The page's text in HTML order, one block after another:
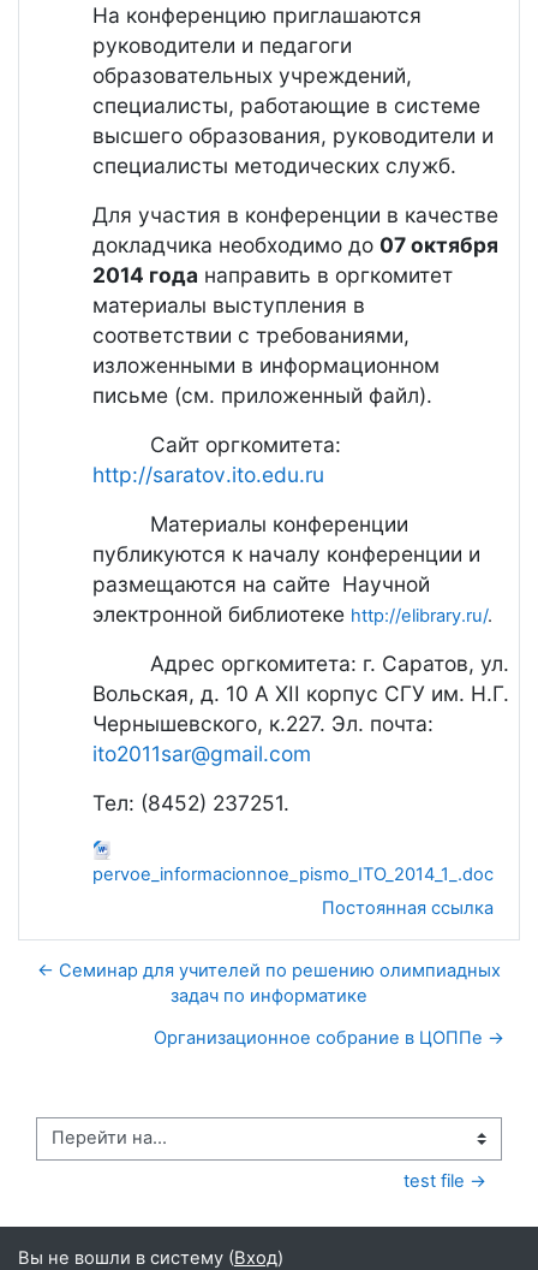
На конференцию приглашаются
руководители и педагоги
образовательных учреждений,
специалисты, работающие в системе
высшего образования, руководители и
специалисты методических служб.
Для участия в конференции в качестве
докладчика необходимо до 07 октября
2014 года направить в оргкомитет
материалы выступления в
соответствии с требованиями,
изложенными в информационном
письме (см. приложенный файл).
Сайт оргкомитета:
http://saratov.ito.edu.ru
Материалы конференции
публикуются к началу конференции и
размещаются на сайте Научной
электронной библиотеке http://elibrary.ru/.
Адрес оргкомитета: г. Саратов, ул.
Вольская, д. 10 А XII корпус СГУ им. Н.Г.
Чернышевского, к.227. Эл. почта:
ito2011sar@gmail.com
Тел: (8452) 237251.
pervoe_informacionnoe_pismo_ITO_2014_1_.doc
Постоянная ссылка
← Семинар для учителей по решению олимпиадных
задач по информатике
Организационное собрание в ЦОППе →
Перейти на...
test file →
Вы не вошли в систему (Вход)